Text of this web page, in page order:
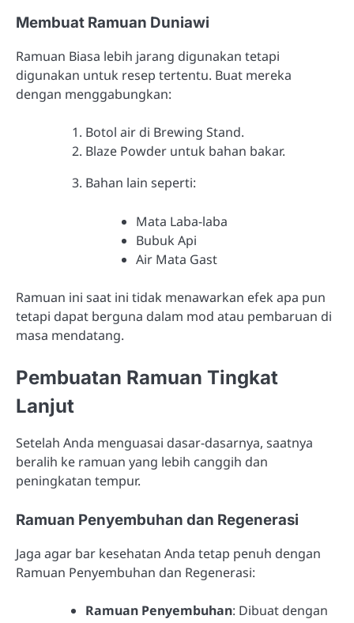
Membuat Ramuan Duniawi
Ramuan Biasa lebih jarang digunakan tetapi
digunakan untuk resep tertentu. Buat mereka
dengan menggabungkan:
Botol air di Brewing Stand.
Blaze Powder untuk bahan bakar.
Bahan lain seperti:
Mata Laba-laba
Bubuk Api
Air Mata Gast
Ramuan ini saat ini tidak menawarkan efek apa pun
tetapi dapat berguna dalam mod atau pembaruan di
masa mendatang.
Pembuatan Ramuan Tingkat
Lanjut
Setelah Anda menguasai dasar-dasarnya, saatnya
beralih ke ramuan yang lebih canggih dan
peningkatan tempur.
Ramuan Penyembuhan dan Regenerasi
Jaga agar bar kesehatan Anda tetap penuh dengan
Ramuan Penyembuhan dan Regenerasi:
Ramuan Penyembuhan: Dibuat dengan